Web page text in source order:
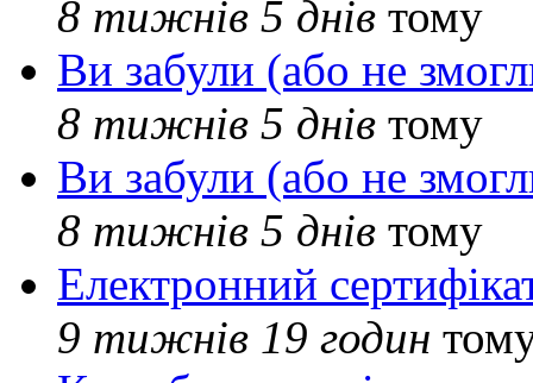
8 тижнів 5 днів тому
Ви забули (або не
8 тижнів 5 днів тому
Ви забули (або не
8 тижнів 5 днів тому
Електронний
9 тижнів 19 годин